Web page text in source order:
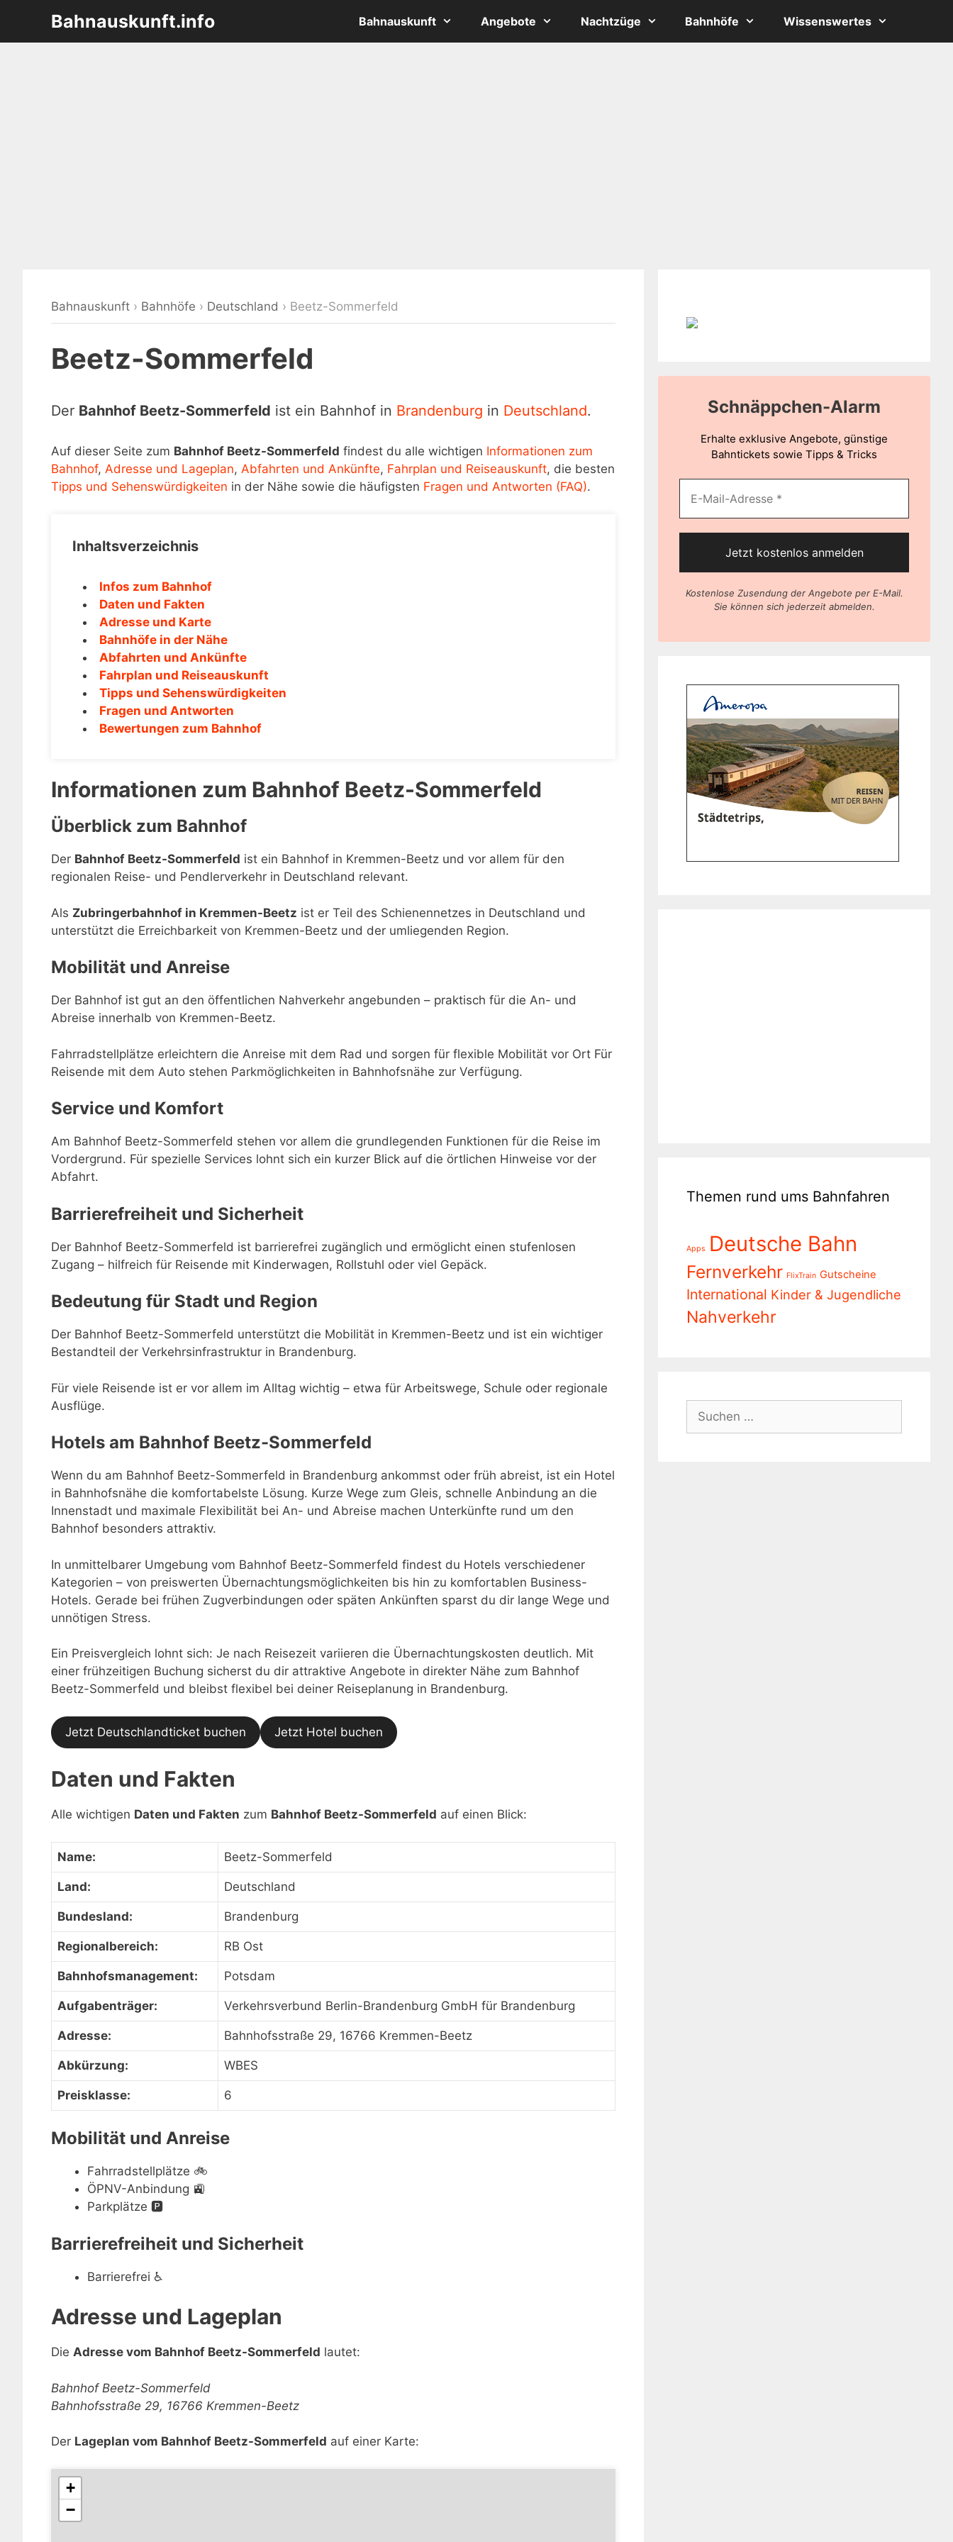
springen
Bahnauskunft.info Bahnauskunft Angebote Nachtzüge Bahnhöfe Wissenswertes
Bahnauskunft › Bahnhöfe › Deutschland › Beetz-Sommerfeld
Beetz-Sommerfeld
Der Bahnhof Beetz-Sommerfeld ist ein Bahnhof in Brandenburg in Deutschland.
Auf dieser Seite zum Bahnhof Beetz-Sommerfeld findest du alle wichtigen Informationen zum
Bahnhof, Adresse und Lageplan, Abfahrten und Ankünfte, Fahrplan und Reiseauskunft, die besten
Tipps und Sehenswürdigkeiten in der Nähe sowie die häufigsten Fragen und Antworten (FAQ).
Inhaltsverzeichnis
Infos zum Bahnhof
Daten und Fakten
Adresse und Karte
Bahnhöfe in der Nähe
Abfahrten und Ankünfte
Fahrplan und Reiseauskunft
Tipps und Sehenswürdigkeiten
Fragen und Antworten
Bewertungen zum Bahnhof
Informationen zum Bahnhof Beetz-Sommerfeld
Überblick zum Bahnhof
Der Bahnhof Beetz-Sommerfeld ist ein Bahnhof in Kremmen-Beetz und vor allem für den
regionalen Reise- und Pendlerverkehr in Deutschland relevant.
Als Zubringerbahnhof in Kremmen-Beetz ist er Teil des Schienennetzes in Deutschland und
unterstützt die Erreichbarkeit von Kremmen-Beetz und der umliegenden Region.
Mobilität und Anreise
Der Bahnhof ist gut an den öffentlichen Nahverkehr angebunden – praktisch für die An- und
Abreise innerhalb von Kremmen-Beetz.
Fahrradstellplätze erleichtern die Anreise mit dem Rad und sorgen für flexible Mobilität vor Ort Für
Reisende mit dem Auto stehen Parkmöglichkeiten in Bahnhofsnähe zur Verfügung.
Service und Komfort
Am Bahnhof Beetz-Sommerfeld stehen vor allem die grundlegenden Funktionen für die Reise im
Vordergrund. Für spezielle Services lohnt sich ein kurzer Blick auf die örtlichen Hinweise vor der
Abfahrt.
Barrierefreiheit und Sicherheit
Der Bahnhof Beetz-Sommerfeld ist barrierefrei zugänglich und ermöglicht einen stufenlosen
Zugang – hilfreich für Reisende mit Kinderwagen, Rollstuhl oder viel Gepäck.
Bedeutung für Stadt und Region
Der Bahnhof Beetz-Sommerfeld unterstützt die Mobilität in Kremmen-Beetz und ist ein wichtiger
Bestandteil der Verkehrsinfrastruktur in Brandenburg.
Für viele Reisende ist er vor allem im Alltag wichtig – etwa für Arbeitswege, Schule oder regionale
Ausflüge.
Hotels am Bahnhof Beetz-Sommerfeld
Wenn du am Bahnhof Beetz-Sommerfeld in Brandenburg ankommst oder früh abreist, ist ein Hotel
in Bahnhofsnähe die komfortabelste Lösung. Kurze Wege zum Gleis, schnelle Anbindung an die
Innenstadt und maximale Flexibilität bei An- und Abreise machen Unterkünfte rund um den
Bahnhof besonders attraktiv.
In unmittelbarer Umgebung vom Bahnhof Beetz-Sommerfeld findest du Hotels verschiedener
Kategorien – von preiswerten Übernachtungsmöglichkeiten bis hin zu komfortablen Business-
Hotels. Gerade bei frühen Zugverbindungen oder späten Ankünften sparst du dir lange Wege und
unnötigen Stress.
Ein Preisvergleich lohnt sich: Je nach Reisezeit variieren die Übernachtungskosten deutlich. Mit
einer frühzeitigen Buchung sicherst du dir attraktive Angebote in direkter Nähe zum Bahnhof
Beetz-Sommerfeld und bleibst flexibel bei deiner Reiseplanung in Brandenburg.
Jetzt Deutschlandticket buchen Jetzt Hotel buchen
Daten und Fakten
Alle wichtigen Daten und Fakten zum Bahnhof Beetz-Sommerfeld auf einen Blick:
Name: Beetz-Sommerfeld
Land: Deutschland
Bundesland: Brandenburg
Regionalbereich: RB Ost
Bahnhofsmanagement: Potsdam
Aufgabenträger: Verkehrsverbund Berlin-Brandenburg GmbH für Brandenburg
Adresse: Bahnhofsstraße 29, 16766 Kremmen-Beetz
Abkürzung: WBES
Preisklasse: 6
Mobilität und Anreise
Fahrradstellplätze 🚲
ÖPNV-Anbindung 🚉
Parkplätze 🅿️
Barrierefreiheit und Sicherheit
Barrierefrei ♿
Adresse und Lageplan
Die Adresse vom Bahnhof Beetz-Sommerfeld lautet:
Bahnhof Beetz-Sommerfeld
Bahnhofsstraße 29, 16766 Kremmen-Beetz
Der Lageplan vom Bahnhof Beetz-Sommerfeld auf einer Karte:
+
−
Schnäppchen-Alarm
Erhalte exklusive Angebote, günstige
Bahntickets sowie Tipps & Tricks
Kostenlose Zusendung der Angebote per E-Mail.
Sie können sich jederzeit abmelden.
Themen rund ums Bahnfahren
Apps Deutsche Bahn
Fernverkehr FlixTrain Gutscheine
International Kinder & Jugendliche
Nahverkehr
nach: